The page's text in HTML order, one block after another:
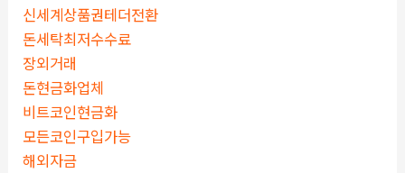
신세계상품권테더전환
돈세탁최저수수료
장외거래
돈현금화업체
비트코인현금화
모든코인구입가능
해외자금